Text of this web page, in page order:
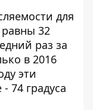
для
32
раз за
в 2016
эти
74 градуса